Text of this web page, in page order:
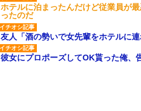
ホテルに泊まったんだけど従業員が
ったのだ
友人「酒の勢いで女先輩をホテルに
彼女にプロポーズしてOK貰った俺、